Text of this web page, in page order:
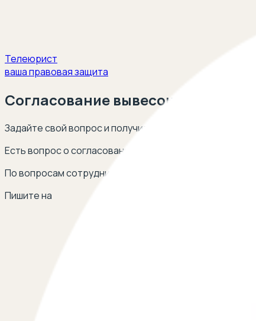
Телеюрист
ваша правовая защита
Согласование вывесок на фасаде
Задайте свой вопрос и получите ответ опытных
Есть вопрос о согласовании вывесок на фасаде?
По вопросам сотрудничества
Пишите на